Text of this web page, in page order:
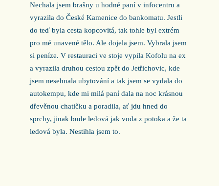
Nechala jsem brašny u hodné paní v infocentru a
vyrazila do České Kamenice do bankomatu. Jestli
do teď byla cesta kopcovitá, tak tohle byl extrém
pro mé unavené tělo. Ale dojela jsem. Vybrala jsem
si peníze. V restauraci ve stoje vypila Kofolu na ex
a vyrazila druhou cestou zpět do Jetřichovic, kde
jsem nesehnala ubytování a tak jsem se vydala do
autokempu, kde mi milá paní dala na noc krásnou
dřevěnou chatičku a poradila, ať jdu hned do
sprchy, jinak bude ledová jak voda z potoka a že ta
ledová byla. Nestihla jsem to.